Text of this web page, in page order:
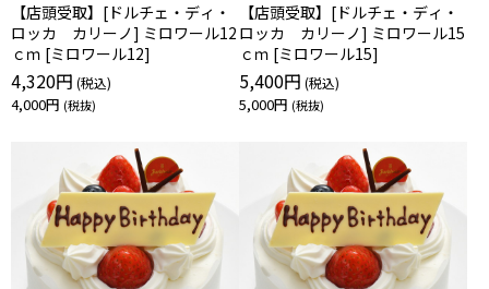
【店頭受取】[ドルチェ・ディ・
ロッカ カリーノ] ミロワール12
ｃｍ [ミロワール12]
4,320円
4,000円
【店頭受取】[ドルチェ・ディ・
ロッカ カリーノ] ミロワール15
ｃｍ [ミロワール15]
5,400円
5,000円